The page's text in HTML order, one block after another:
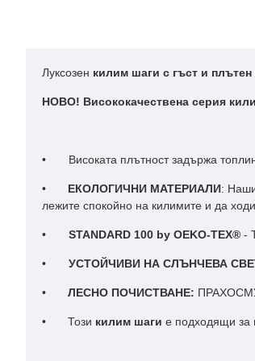
Луксозен килим шаги с гъст и
НОВО! Висококачествена серия
• Високата плътност задържа
• ЕКОЛОГИЧНИ МАТЕРИАЛИ:
лежите спокойно на килимите и да
• STANDARD 100 by OEKO-TEX® -
• УСТОЙЧИВИ НА СЛЪНЧЕВА
• ЛЕСНО ПОЧИСТВАНЕ:
• Този килим шаги е подходящи за